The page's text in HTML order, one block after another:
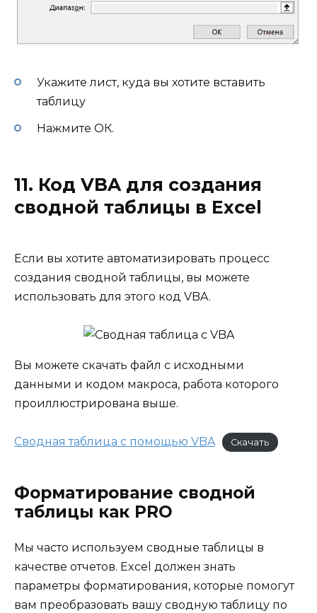
Укажите лист, куда вы хотите вставить
таблицу
Нажмите ОК.
11. Код VBA для создания
сводной таблицы в Excel
Если вы хотите автоматизировать процесс
создания сводной таблицы, вы можете
использовать для этого код VBA.
Вы можете скачать файл с исходными
данными и кодом макроса, работа которого
проиллюстрирована выше.
Сводная таблица с помощью VBA Скачать
Форматирование сводной
таблицы как PRO
Мы часто используем сводные таблицы в
качестве отчетов. Excel должен знать
параметры форматирования, которые помогут
вам преобразовать вашу сводную таблицу по